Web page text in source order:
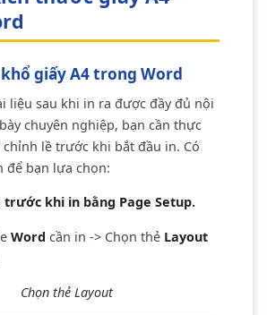
giấy A4 trong Word
liệu sau khi in ra được đầy đủ nội
chuyên nghiệp, bạn cần thực
lề trước khi bắt đầu in. Có
để bạn lựa chọn:
trước khi in bằng Page Setup.
Word cần in -> Chọn thẻ Layout
Chọn thẻ Layout